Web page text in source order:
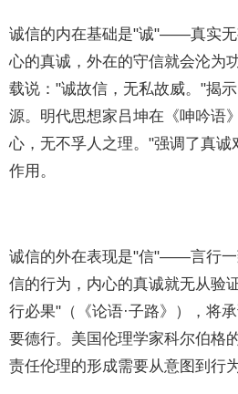
诚信的内在基础是"诚"——真实无
心的真诚，外在的守信就会沦为
载说："诚故信，无私故威。"揭
源。明代思想家吕坤在《呻吟语
心，无不孚人之理。"强调了真诚
作用。
诚信的外在表现是"信"——言行一
信的行为，内心的真诚就无从验
行必果"（《论语·子路》），将
要德行。美国伦理学家科尔伯格
责任伦理的形成需要从意图到行